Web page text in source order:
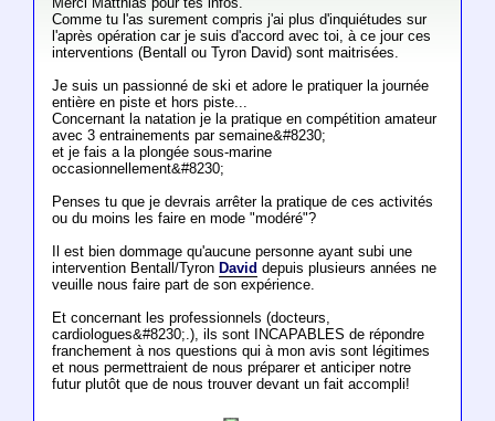
Comme tu l'as surement compris j'ai plus d'inquiétudes sur
l'après opération car je suis d'accord avec toi, à ce jour ces
interventions (Bentall ou Tyron David) sont maitrisées.
Je suis un passionné de ski et adore le pratiquer la journée
entière en piste et hors piste...
Concernant la natation je la pratique en compétition amateur
avec 3 entrainements par semaine&#8230;
et je fais a la plongée sous-marine
occasionnellement&#8230;
Penses tu que je devrais arrêter la pratique de ces activités
ou du moins les faire en mode "modéré"?
Il est bien dommage qu'aucune personne ayant subi une
intervention Bentall/Tyron David depuis plusieurs années ne
veuille nous faire part de son expérience.
Et concernant les professionnels (docteurs,
cardiologues&#8230;.), ils sont INCAPABLES de répondre
franchement à nos questions qui à mon avis sont légitimes
et nous permettraient de nous préparer et anticiper notre
futur plutôt que de nous trouver devant un fait accompli!